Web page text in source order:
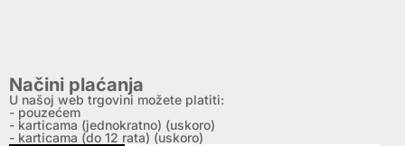
Načini plaćanja
U našoj web trgovini možete platiti:
- pouzećem
- karticama (jednokratno) (uskoro)
- karticama (do 12 rata) (uskoro)